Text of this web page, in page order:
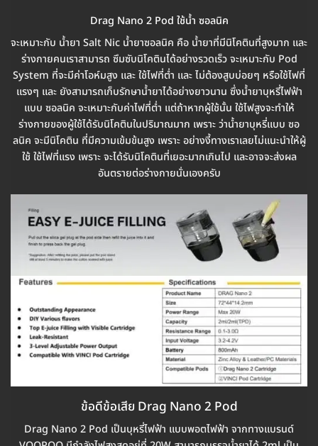
Drag Nano 2 Pod ใช้น้ำ ซอลนิค
จะเหมาะกับ น้ำยา Salt Nic น้ำยาซอลนิค คือ น้ำยาที่มีนิโคตินที่สูงมาก และ
ร่างกายคนเราสามารถ ซึมซับนิโคตินได้อย่างรวดเร็ว จะเหมาะกับ Pod
System ที่จะมีค่าโอห์มสูง และ ใช้ไฟที่ต่ำ และ ไม่ต้องสูบบ่อยๆ หรือใช้ไฟที่
แรงๆ และ ยังสามารถเก็บรักษาน้ำยาได้อย่างยาวนาน ซึ่งน้ำยาบุหรี่ไฟฟ้า
แบบ ซอลนิค จะเหมาะกับค่าไฟที่ต่ำ แต่ถ้าหากผู้ใช้นั้น ใช้ไฟสูงจะทำให้
ร่างกายของผู้ใช้ได้รับนิโคตินในปริมาณมาก เพราะ ว่าน้ำยาบุหรี่แบบ ซอ
ลนิค จะมีนิโคติน ที่มีความเข้มข้นสูง เพราะ อย่างงี้ทางเราเลยไม่แนะนำให้ผู้
ใช้ ใช้ไฟที่แรง เพราะ จะได้รับนิโคตินที่เยอะมากเกินไป และอาจจะส่งผล
อันตรายต่อร่างกายนั่นเองครับ
ข้อดีข้อเสีย Drag Nano 2 Pod
Drag Nano 2 Pod เป็นบุหรี่ไฟฟ้า แบบพอตไฟฟ้า จากทางแบรนด์